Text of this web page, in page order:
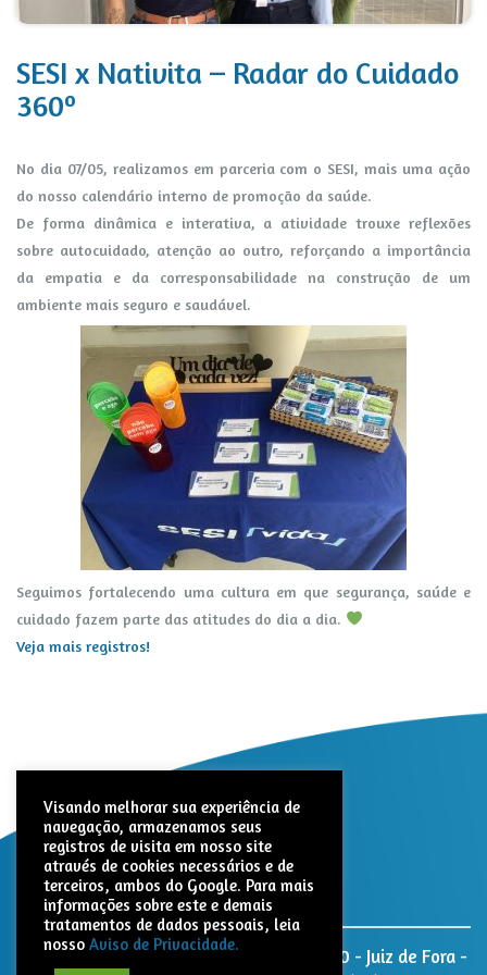
SESI x Nativita – Radar do Cuidado
360º
No dia 07/05, realizamos em parceria com o SESI, mais uma ação
do nosso calendário interno de promoção da saúde.
De forma dinâmica e interativa, a atividade trouxe reflexões
sobre autocuidado, atenção ao outro, reforçando a importância
da empatia e da corresponsabilidade na construção de um
ambiente mais seguro e saudável.
Seguimos fortalecendo uma cultura em que segurança, saúde e
cuidado fazem parte das atitudes do dia a dia.
Veja mais registros!
Nativita Farmacêutica. Rua Paracatu, 1320 - Juiz de Fora -
Visando melhorar sua experiência de
navegação, armazenamos seus
registros de visita em nosso site
através de cookies necessários e de
terceiros, ambos do Google. Para mais
informações sobre este e demais
tratamentos de dados pessoais, leia
nosso Aviso de Privacidade.